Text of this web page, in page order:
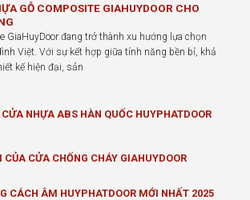
GỖ COMPOSITE GIAHUYDOOR CHO
GiaHuyDoor đang trở thành xu hướng lựa chọn
Việt. Với sự kết hợp giữa tính năng bền bỉ, khả
kế hiện đại, sản
NHỰA ABS HÀN QUỐC HUYPHATDOOR
CỬA CHỐNG CHÁY GIAHUYDOOR
CÁCH ÂM HUYPHATDOOR MỚI NHẤT 2025